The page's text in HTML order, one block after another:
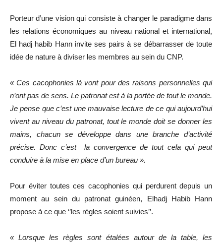
Porteur d’une vision qui consiste à changer le paradigme dans
les relations économiques au niveau national et international,
El hadj habib Hann invite ses pairs à se débarrasser de toute
idée de nature à diviser les membres au sein du CNP.
« Ces cacophonies là vont pour des raisons personnelles qui
n’ont pas de sens. Le patronat est à la portée de tout le monde.
Je pense que c’est une mauvaise lecture de ce qui aujourd’hui
vivent au niveau du patronat, tout le monde doit se donner les
mains, chacun se développe dans une branche d’activité
précise. Donc c’est la convergence de tout cela qui peut
conduire à la mise en place d’un bureau ».
Pour éviter toutes ces cacophonies qui perdurent depuis un
moment au sein du patronat guinéen, Elhadj Habib Hann
propose à ce que ‘’les règles soient suivies’’.
« Lorsque les règles sont étalées autour de la table, les